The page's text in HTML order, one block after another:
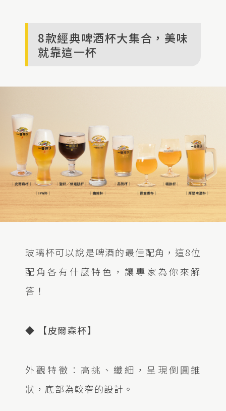
8款經典啤酒杯大集合，美味
就靠這一杯
玻璃杯可以說是啤酒的最佳配角，這8位
配角各有什麼特色，讓專家為你來解
答！
◆ 【皮爾森杯】
外觀特徵：高挑、纖細，呈現倒圓錐
狀，底部為較窄的設計。